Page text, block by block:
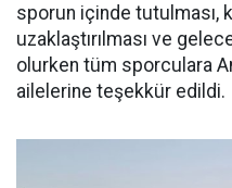
sporun içinde tutulması,
uzaklaştırılması ve
olurken tüm sporculara
ailelerine teşekkür edildi.